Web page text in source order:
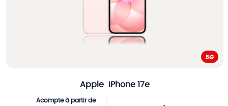
Apple iPhone 17e
Acompte à partir de